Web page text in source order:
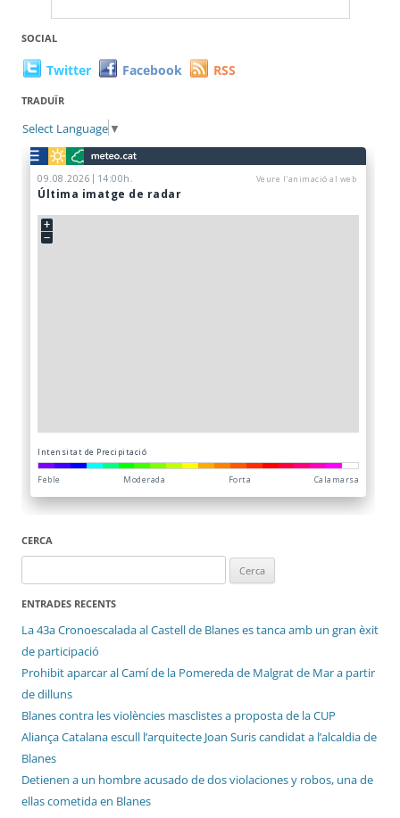
SOCIAL
Twitter Facebook RSS
TRADUÏR
Select Language ▼
CERCA
ENTRADES RECENTS
La 43a Cronoescalada al Castell de Blanes es tanca amb un gran èxit
de participació
Prohibit aparcar al Camí de la Pomereda de Malgrat de Mar a partir
de dilluns
Blanes contra les violències masclistes a proposta de la CUP
Aliança Catalana escull l’arquitecte Joan Suris candidat a l’alcaldia de
Blanes
Detienen a un hombre acusado de dos violaciones y robos, una de
ellas cometida en Blanes